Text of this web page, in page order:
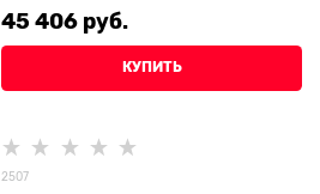
45 406 руб.
КУПИТЬ
2507